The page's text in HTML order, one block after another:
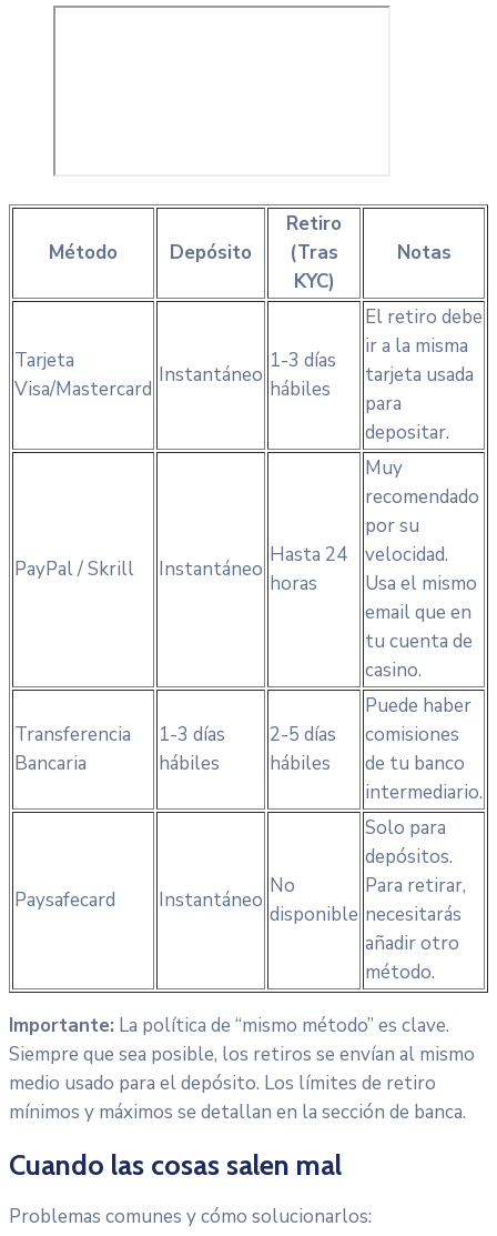
Método Depósito
Retiro
(Tras
KYC)
Notas
Tarjeta
Visa/Mastercard
Instantáneo
1-3 días
hábiles
El retiro debe
ir a la misma
tarjeta usada
para
depositar.
PayPal / Skrill Instantáneo
Hasta 24
horas
Muy
recomendado
por su
velocidad.
Usa el mismo
email que en
tu cuenta de
casino.
Transferencia
Bancaria
1-3 días
hábiles
2-5 días
hábiles
Puede haber
comisiones
de tu banco
intermediario.
Paysafecard Instantáneo
No
disponible
Solo para
depósitos.
Para retirar,
necesitarás
añadir otro
método.
Importante: La política de “mismo método” es clave.
Siempre que sea posible, los retiros se envían al mismo
medio usado para el depósito. Los límites de retiro
mínimos y máximos se detallan en la sección de banca.
Cuando las cosas salen mal
Problemas comunes y cómo solucionarlos: